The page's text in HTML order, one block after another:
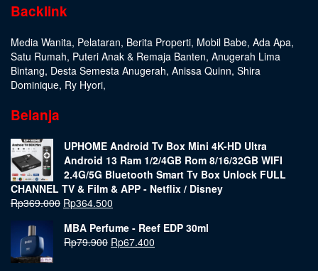
Backlink
Media Wanita, Pelataran, Berita Properti, Mobil Babe, Ada Apa,
Satu Rumah, Puteri Anak & Remaja Banten, Anugerah Lima
Bintang, Desta Semesta Anugerah, Anissa Quinn, Shira
Dominique, Ry Hyori,
Belanja
UPHOME Android Tv Box Mini 4K-HD Ultra
Android 13 Ram 1/2/4GB Rom 8/16/32GB WIFI
2.4G/5G Bluetooth Smart Tv Box Unlock FULL
CHANNEL TV & Film & APP - Netflix / Disney
Rp369.000 Rp364.500
MBA Perfume - Reef EDP 30ml
Rp79.900 Rp67.400